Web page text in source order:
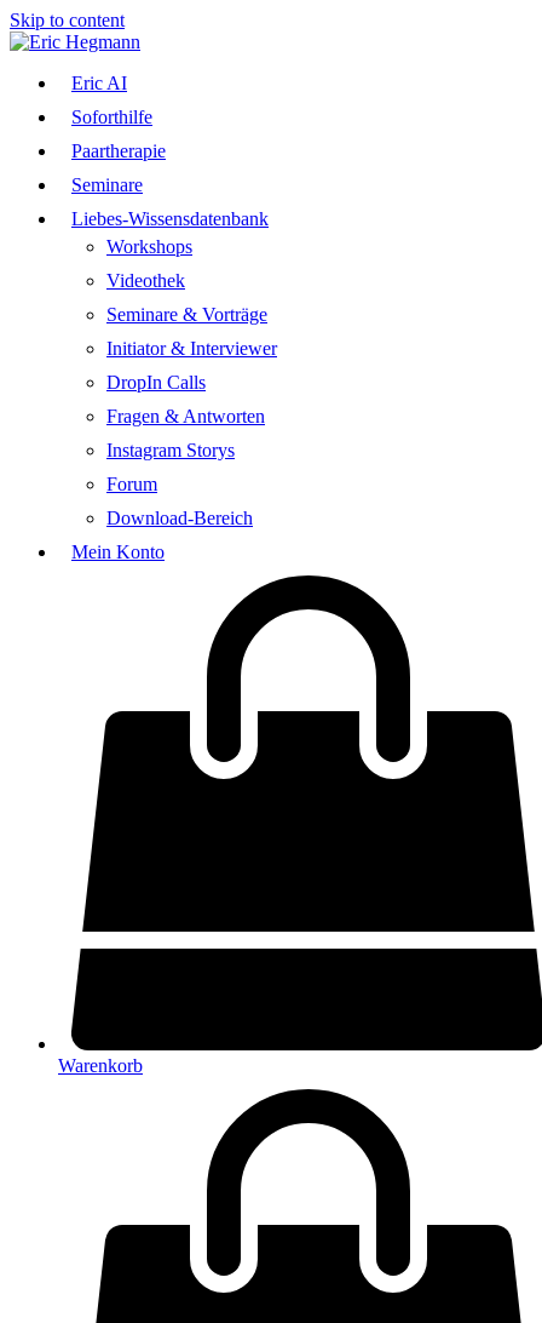
Skip to content
Eric AI
Soforthilfe
Paartherapie
Seminare
Liebes-Wissensdatenbank
Workshops
Videothek
Seminare & Vorträge
Initiator & Interviewer
DropIn Calls
Fragen & Antworten
Instagram Storys
Forum
Download-Bereich
Mein Konto
Warenkorb